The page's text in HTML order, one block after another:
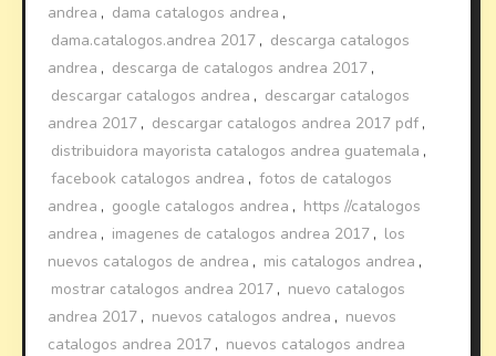
andrea , dama catalogos andrea ,
dama.catalogos.andrea 2017 , descarga catalogos
andrea , descarga de catalogos andrea 2017 ,
descargar catalogos andrea , descargar catalogos
andrea 2017 , descargar catalogos andrea 2017 pdf ,
distribuidora mayorista catalogos andrea guatemala ,
facebook catalogos andrea , fotos de catalogos
andrea , google catalogos andrea , https //catalogos
andrea , imagenes de catalogos andrea 2017 , los
nuevos catalogos de andrea , mis catalogos andrea ,
mostrar catalogos andrea 2017 , nuevo catalogos
andrea 2017 , nuevos catalogos andrea , nuevos
catalogos andrea 2017 , nuevos catalogos andrea